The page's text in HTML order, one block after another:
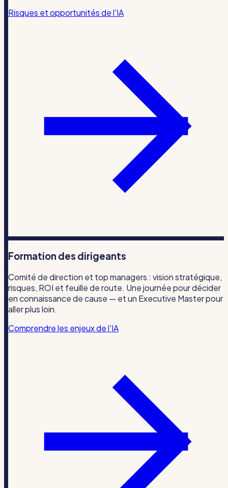
Risques et opportunités de l'IA
Formation des dirigeants
Comité de direction et top managers : vision stratégique,
risques, ROI et feuille de route. Une journée pour décider
en connaissance de cause — et un Executive Master pour
aller plus loin.
Comprendre les enjeux de l'IA